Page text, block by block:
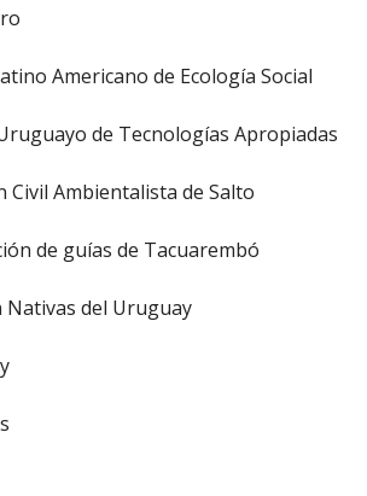
Americano de Ecología Social
de Tecnologías Apropiadas
Civil Ambientalista de Salto
de guías de Tacuarembó
Nativas del Uruguay